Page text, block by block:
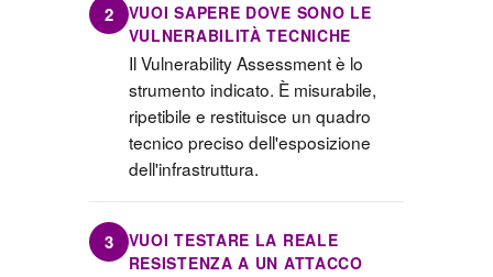
2
VUOI SAPERE DOVE SONO LE
VULNERABILITÀ TECNICHE
Il Vulnerability Assessment è lo
strumento indicato. È misurabile,
ripetibile e restituisce un quadro
tecnico preciso dell'esposizione
dell'infrastruttura.
3
VUOI TESTARE LA REALE
RESISTENZA A UN ATTACCO